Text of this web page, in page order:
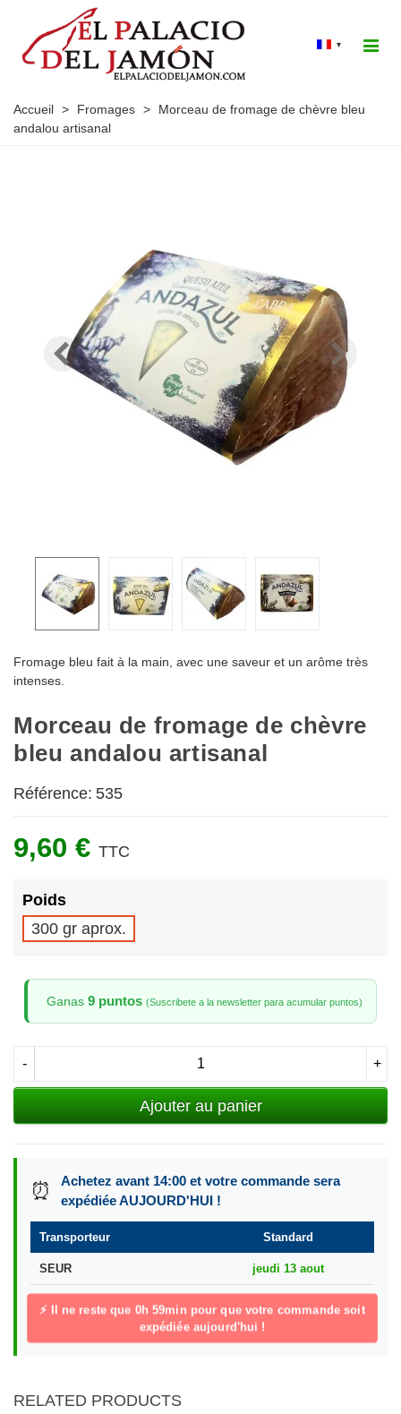
▾
Accueil > Fromages >
Morceau de fromage de chèvre bleu
andalou artisanal
Fromage bleu fait à la main, avec une saveur et un arôme très
intenses.
Morceau de fromage de chèvre
bleu andalou artisanal
Référence: 535
9,60 € TTC
Poids
300 gr aprox.
Ganas 9 puntos (Suscribete a la newsletter para acumular puntos)
- +
Ajouter au panier
⏰
Achetez avant 14:00 et votre commande sera
expédiée AUJOURD'HUI !
Transporteur Standard
SEUR jeudi 13 aout
⚡ Il ne reste que0h 59min pour que votre commande soit
expédiée aujourd'hui !
RELATED PRODUCTS